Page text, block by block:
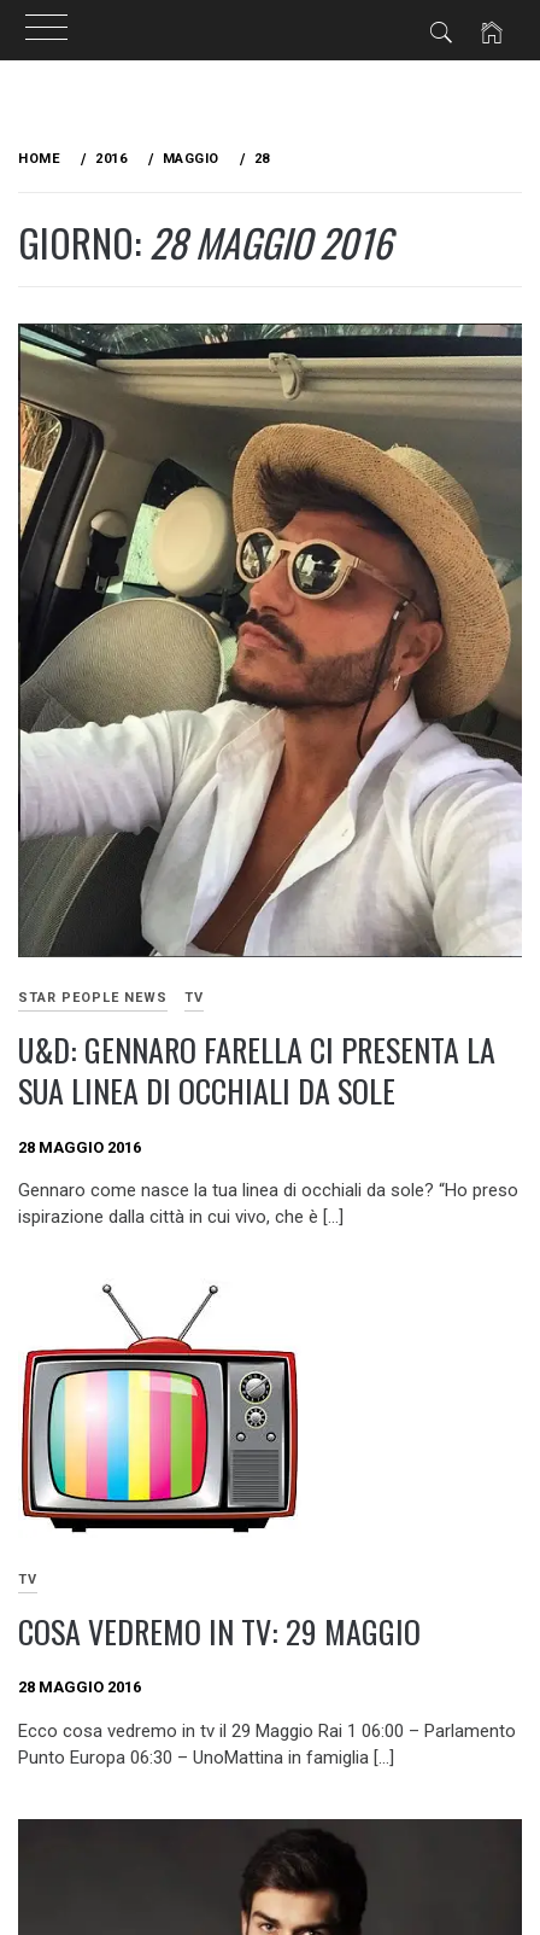
HOME 2016 MAGGIO 28
GIORNO:28 MAGGIO 2016
STAR PEOPLE NEWS TV
U&D: GENNARO FARELLA CI PRESENTA LA
SUA LINEA DI OCCHIALI DA SOLE
28 MAGGIO 2016
Gennaro come nasce la tua linea di occhiali da sole? “Ho preso
ispirazione dalla città in cui vivo, che è […]
TV
COSA VEDREMO IN TV: 29 MAGGIO
28 MAGGIO 2016
Ecco cosa vedremo in tv il 29 Maggio Rai 1 06:00 – Parlamento
Punto Europa 06:30 – UnoMattina in famiglia […]